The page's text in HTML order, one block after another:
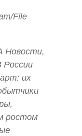
File
России
их
ростом